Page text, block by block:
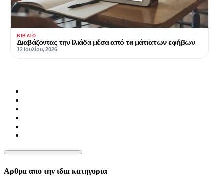
ΒΙΒΛΊΟ
Διαβάζοντας την Ιλιάδα μέσα από τα μάτια των εφήβων
12 Ιουλίου, 2026
Αρθρα απο την ιδια κατηγορια